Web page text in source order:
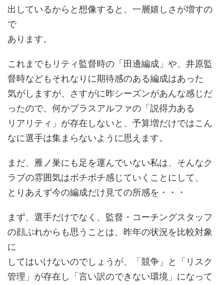
出しているからと想像すると、一層嬉しさが増すの
で
あります。
これまでもリティ監督時の「田邊編成」や、井原監
督時などもそれなりに期待感のある編成はあった
気がしますが、さすがに昨シーズンがあんな感じだ
ったので、何かプラスアルファの「説得力ある
リアリティ」が存在しないと、予算増だけではこん
なに選手は集まらないように思えます。
まだ、雁ノ巣にも足を運んでいない私は、そんなク
ラブの雰囲気はボチボチ感じていくことにして、
とりあえず今の編成だけ見ての所感を・・・
まず、選手だけでなく、監督・コーチングスタッフ
の顔ぶれからも思うことは、昨年の状況を比較対象
に
してはいけないのでしょうが、「競争」と「リスク
管理」が存在し「言い訳のできない環境」になって